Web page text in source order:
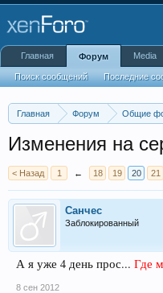
Главная Форум Общие
Изменения на
< Назад 1 ← 18 19 20 21
Санчес
Заблокированный
А я уже 4 день прос... Где
8 сен 2012
Главная Форум
Поиск сообщений Последние
Media